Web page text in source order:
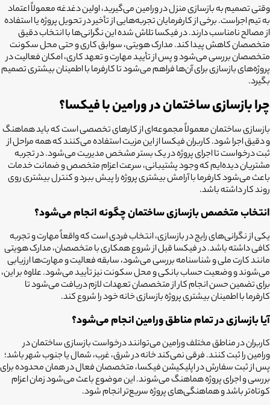
وقتی تصمیم به بازسازی منزل در ورامین می‌گیرید، اولین دغدغه معمولاً اعتماد
به تیم اجراست. برخی از کارفرمایان تجربه‌هایی از تأخیر در تحویل پروژه یا استفاده
از مصالح نامناسب دارند. در فیکسا تلاش شده این نگرانی‌ها با انتخاب دقیق
متخصصان کاهش پیدا کند. مدارک هویتی، سوابق کاری و حتی محل سکونت
متخصصان بررسی می‌شود و پس از تأیید مهارت و تعهد کاری، امکان فعالیت در
پروژه‌های بازسازی برای آن‌ها فراهم می‌شود تا کارفرما با اطمینان بیشتری تصمیم
بگیرد.
چرا بازسازی ساختمان در ورامین با فیکسا؟
بازسازی ساختمان معمولاً مجموعه‌ای از کارهای تخصصی است که باید هماهنگ
و دقیق اجرا شود. کاربران فیکسا از این مزیت استفاده می‌کنند که همه مراحل از
ثبت درخواست تا اجرای پروژه در یک بستر مشخص مدیریت می‌شود. در تجربه
مشتریان دیده‌ایم که وجود پشتیبانی، سرعت اعزام متخصص و ضمانت خدمات
باعث می‌شود کارفرما با آرامش بیشتری پروژه را پیش ببرد و کنترل بیشتری روی
روند کار داشته باشد.
انتخاب متخصص بازسازی ساختمان چگونه انجام می‌شود؟
یکی از نگرانی‌های رایج در بازسازی، انتخاب فردی است که واقعاً مهارت و تجربه
کافی داشته باشد. در فیکسا قبل از شروع همکاری با متخصصان، مدارک هویتی
مانند کارت ملی و شناسنامه بررسی می‌شود، سابقه فعالیت و مهارت‌ها ارزیابی
می‌شوند و وضعیت حساب بانکی و محل سکونت نیز تأیید می‌شود. علاوه بر این،
برای تضمین حسن انجام کار از متخصصان تعهدات لازم دریافت می‌شود تا
کارفرما با اطمینان بیشتری پروژه بازسازی خانه خود را شروع کند.
آیا بازسازی در تمام مناطق ورامینانجام می‌شود؟
کاربران در مناطق مختلف ورامینمی‌توانند درخواستبازسازی ساختمان در
ورامینرا ثبت کنند. فرقی نمی‌کند خانه در شرق، غرب، شمال یا جنوب شهر باشد؛
پس از ثبت سفارش در اپلیکیشن فیکسا، متخصصان فعال در همان محدوده برای
بررسی و اجرای پروژه هماهنگ می‌شوند. این موضوع باعث می‌شود زمان اعزام
کوتاه‌تر باشد و هماهنگی‌های پروژه سریع‌تر انجام شود.